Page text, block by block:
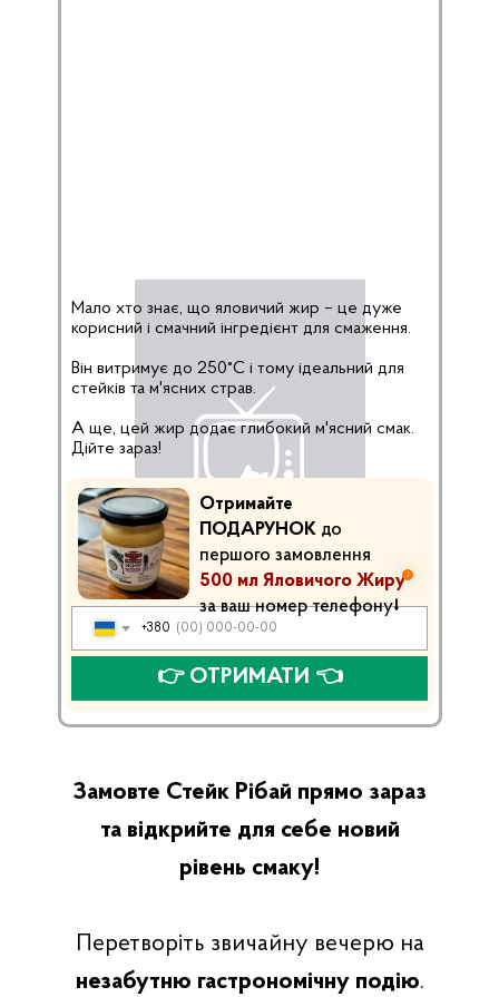
Мало хто знає, що яловичий жир – це дуже
корисний і смачний інгредієнт для смаження.
Він витримує до 250°C і тому ідеальний для
стейків та м'ясних страв.
А ще, цей жир додає глибокий м'ясний смак.
Дійте зараз!
+380
👉 ОТРИМАТИ 👈
Отримайте
ПОДАРУНОК до
першого замовлення
500 мл Яловичого Жиру
за ваш номер телефону⭣
Замовте Стейк Рібай прямо зараз
та відкрийте для себе новий
рівень смаку!
Перетворіть звичайну вечерю на
незабутню гастрономічну подію.